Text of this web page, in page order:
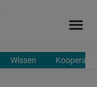
Wissen